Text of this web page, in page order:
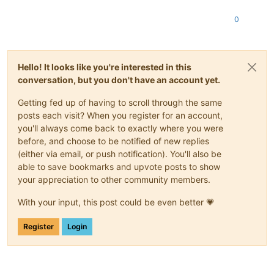
0
Hello! It looks like you're interested in this
conversation, but you don't have an account yet.
Getting fed up of having to scroll through the same
posts each visit? When you register for an account,
you'll always come back to exactly where you were
before, and choose to be notified of new replies
(either via email, or push notification). You'll also be
able to save bookmarks and upvote posts to show
your appreciation to other community members.
With your input, this post could be even better 💗
Register Login